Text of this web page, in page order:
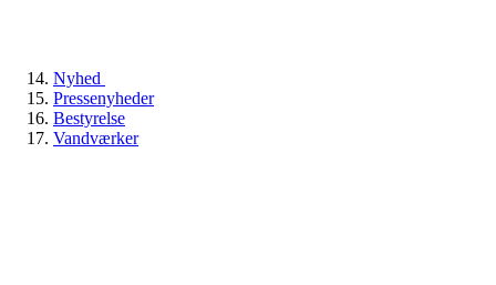
Nyhed
Pressenyheder
Bestyrelse
Vandværker